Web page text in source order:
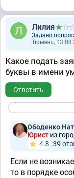
Лилия
Задано
Тюмень,
Какое подать
буквы в имени
Ответить
Ободенко
Юрист из
4.8 39
Если не
то в порядке